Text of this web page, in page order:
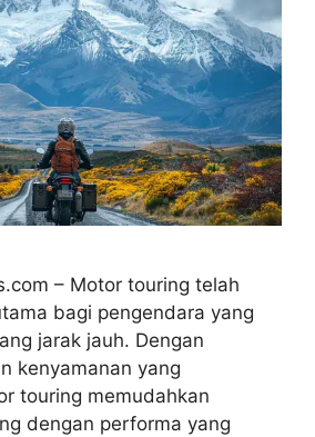
– Motor touring telah
bagi pengendara yang
jarak jauh. Dengan
kenyamanan yang
touring memudahkan
dengan performa yang